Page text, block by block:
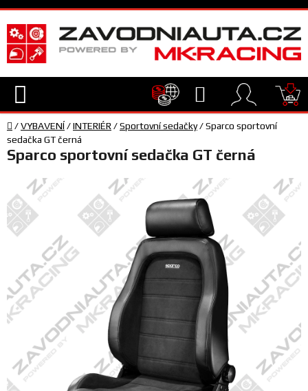
Přejít
na
obsah
Hledat
TECHNIKA
JEZDEC
TÝM
SERVIS
FANOUŠCI
Profil
firmy
Domů
/VYBAVENÍ/INTERIÉR /Sportovní sedačky/Sparco sportovní
sedačka GT černá
Sparco sportovní sedačka GT černá